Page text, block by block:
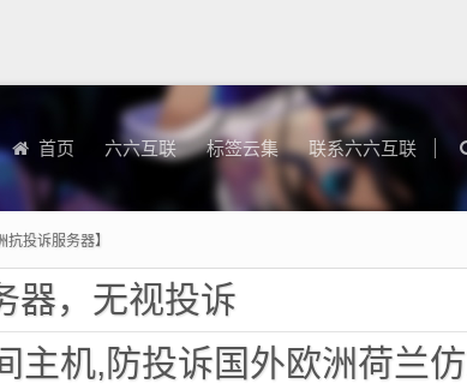
首页 六六互联 标签云集 联系六六互联
投诉服务器】
器，无视投诉
欧洲荷兰仿牌服务器外贸抗投诉vps主机空间